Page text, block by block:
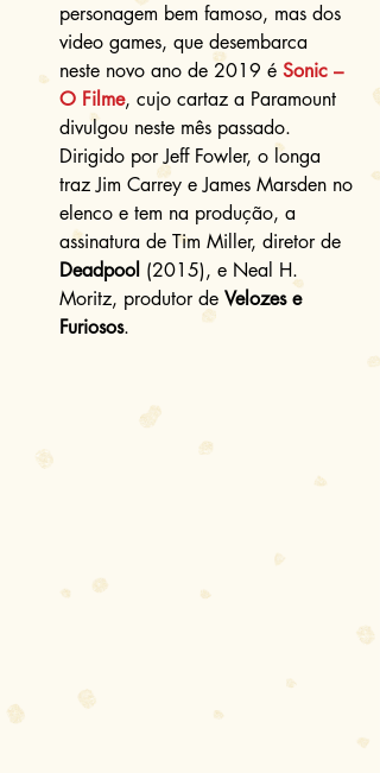
personagem bem famoso, mas dos
video games, que desembarca
neste novo ano de 2019 é Sonic –
O Filme, cujo cartaz a Paramount
divulgou neste mês passado.
Dirigido por Jeff Fowler, o longa
traz Jim Carrey e James Marsden no
elenco e tem na produção, a
assinatura de Tim Miller, diretor de
Deadpool (2015), e Neal H.
Moritz, produtor de Velozes e
Furiosos.